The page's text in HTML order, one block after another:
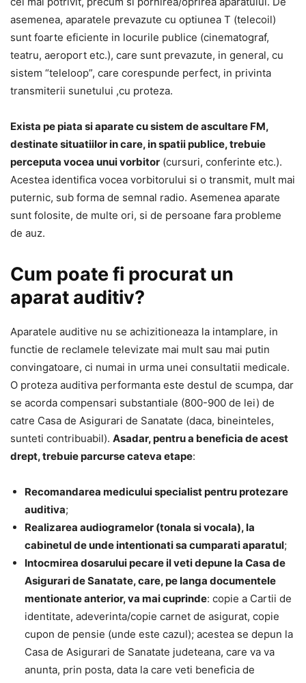
asemenea, aparatele prevazute cu optiunea T (telecoil)
sunt foarte eficiente in locurile publice (cinematograf,
teatru, aeroport etc.), care sunt prevazute, in general, cu
sistem “teleloop”, care corespunde perfect, in privinta
transmiterii sunetului ,cu proteza.
Exista pe piata si aparate cu sistem de ascultare FM,
destinate situatiilor in care, in spatii publice, trebuie
perceputa vocea unui vorbitor (cursuri, conferinte etc.).
Acestea identifica vocea vorbitorului si o transmit, mult mai
puternic, sub forma de semnal radio. Asemenea aparate
sunt folosite, de multe ori, si de persoane fara probleme
de auz.
Cum poate fi procurat un
aparat auditiv?
Aparatele auditive nu se achizitioneaza la intamplare, in
functie de reclamele televizate mai mult sau mai putin
convingatoare, ci numai in urma unei consultatii medicale.
O proteza auditiva performanta este destul de scumpa, dar
se acorda compensari substantiale (800-900 de lei) de
catre Casa de Asigurari de Sanatate (daca, bineinteles,
sunteti contribuabil). Asadar, pentru a beneficia de acest
drept, trebuie parcurse cateva etape:
Recomandarea medicului specialist pentru protezare
auditiva;
Realizarea audiogramelor (tonala si vocala), la
cabinetul de unde intentionati sa cumparati aparatul;
Intocmirea dosarului pecare il veti depune la Casa de
Asigurari de Sanatate, care, pe langa documentele
mentionate anterior, va mai cuprinde: copie a Cartii de
identitate, adeverinta/copie carnet de asigurat, copie
cupon de pensie (unde este cazul); acestea se depun la
Casa de Asigurari de Sanatate judeteana, care va va
anunta, prin posta, data la care veti beneficia de